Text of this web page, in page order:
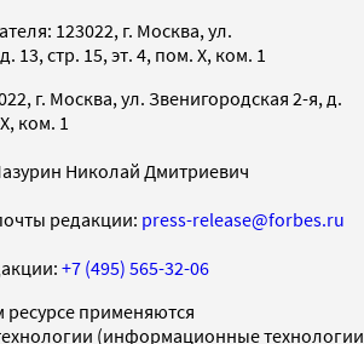
123022, г. Москва, ул.
13, стр. 15, эт. 4, пом. X, ком. 1
г. Москва, ул. Звенигородская 2-я, д.
ком. 1
Николай Дмитриевич
редакции: press-release@forbes.ru
+7 (495) 565-32-06
применяются
(информационные технологии